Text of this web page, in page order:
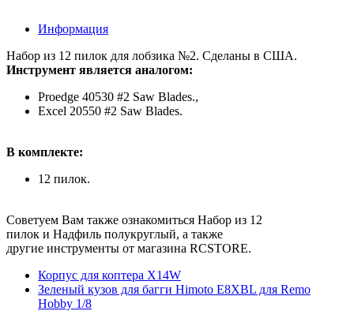
Информация
Набор из 12 пилок для лобзика №2. Сделаны в США.
Инструмент является аналогом:
Proedge 40530 #2 Saw Blades.,
Excel 20550 #2 Saw Blades.
В комплекте:
12 пилок.
Советуем Вам также ознакомиться Набор из 12
пилок и Надфиль полукруглый, а также
другие инструменты от магазина RCSTORE.
Корпус для коптера X14W
Зеленый кузов для багги Himoto E8XBL для Remo
Hobby 1/8